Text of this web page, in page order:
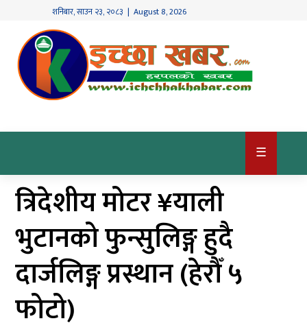
शनिबार,साउन २३, २०८३ | August 8, 2026
गृहपृष्ठ
देश
/
विश्व
खबर
अर्थ
कृषि
खेलकुद
शिक्षा/
☰
त्रिदेशीय मोटर ¥याली
भुटानको फुन्सुलिङ्ग हुदै
दार्जलिङ्ग प्रस्थान (हेरौँ ५
फोटो)